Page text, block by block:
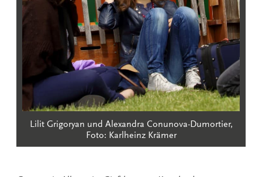
Lilit Grigoryan und Alexandra Conunova-Dumortier,
Foto: Karlheinz Krämer